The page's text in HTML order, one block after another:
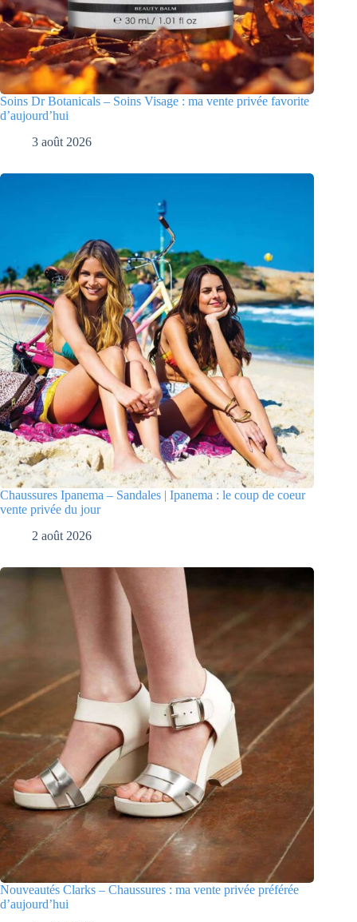
Soins Dr Botanicals – Soins Visage : ma vente privée favorite
d’aujourd’hui
3 août 2026
Chaussures Ipanema – Sandales | Ipanema : le coup de coeur
vente privée du jour
2 août 2026
Nouveautés Clarks – Chaussures : ma vente privée préférée
d’aujourd’hui